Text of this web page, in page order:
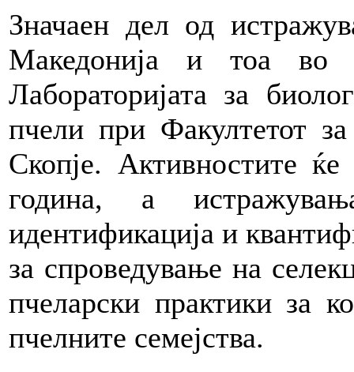
Значаен дел од
Македонија и тоа во
Лабораторијата за
пчели при Факултетот
Скопје. Активностите
година, а
идентификација и
за спроведување на
пчеларски практики за
пчелните семејства.